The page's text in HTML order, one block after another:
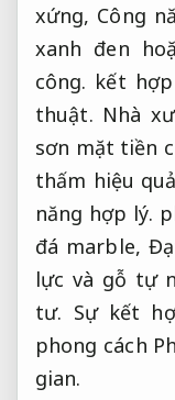
xứng, Công
xanh đen
công. kết
thuật. Nhà
sơn mặt tiền
thấm hiệu
năng hợp lý.
đá marble,
lực và gỗ tự
tư. Sự kết
phong cách
gian.